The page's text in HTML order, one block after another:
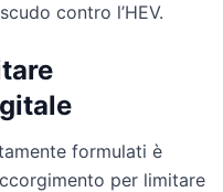
contro l’HEV.
formulati è
per limitare